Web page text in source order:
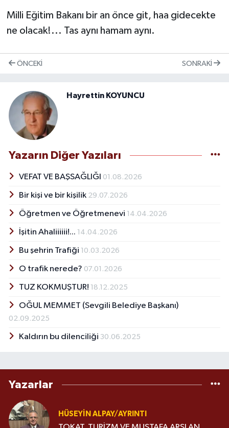
Milli Eğitim Bakanı bir an önce git, haa gidecekte
ne olacak!... Tas aynı hamam aynı.
ÖNCEKI SONRAKI
Hayrettin KOYUNCU
Yazarın Diğer Yazıları
VEFAT VE BAŞSAĞLIĞI 01.08.2026
Bir kişi ve bir kişilik 29.07.2026
Öğretmen ve Öğretmenevi 14.04.2026
İşitin Ahaliiiiii!... 14.04.2026
Bu şehrin Trafiği 10.03.2026
O trafik nerede? 07.01.2026
TUZ KOKMUŞTUR! 18.12.2025
OĞUL MEMMET (Sevgili Belediye Başkanı)
02.09.2025
Kaldırın bu dilenciliği 30.06.2025
Yazarlar
HÜSEYIN ALPAY/AYRINTI